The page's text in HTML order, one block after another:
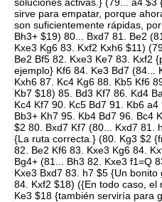
sirve para empatar, porque
son suficientemente rápidas,
Bh3+ $19) 80... Bxd7 81. Be2
Kxe3 Kg6 83. Kxf2 Kxh6 $11)
Be2 Bf5 82. Kxe3 Ke7 83. Kxf2
ejemplo} Kf6 84. Ke3 Bd7 (84...
Kxh6 87. Kc4 Kg6 88. Kb5 Kf6
Kb7 $18) 85. Bd3 Kf7 86. Kd4
Kc4 Kf7 90. Kc5 Bd7 91. Kb6
Bb3+ Kh7 95. Kb4 Bd7 96. Bc4
$2 80. Bxd7 Kf7 (80... Kxd7 81.
{La ruta correcta.} (80. Kg3 $2
82. Be2 Kf6 83. Kxe3 Kg6 84.
Bg4+ (81... Bh3 82. Kxe3 f1=Q
Kxe3 Bxd7 83. h7 $5 {Un
84. Kxf2 $18) ({En todo caso, el
Ke3 $18 {también serviría para